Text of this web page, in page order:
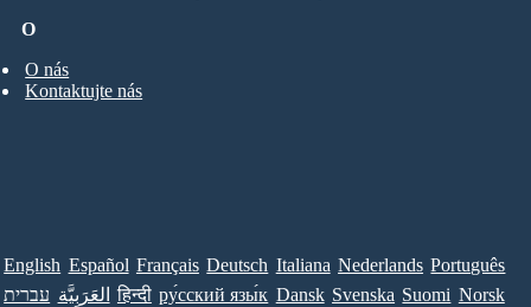
O
O nás
Kontaktujte nás
English Español Français Deutsch Italiana Nederlands Português
עברית العَرَبِيَّة हिन्दी ру́сский язы́к Dansk Svenska Suomi Norsk